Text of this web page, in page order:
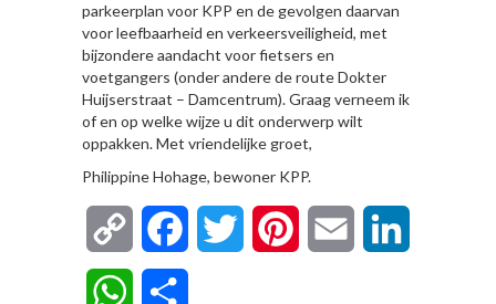
parkeerplan voor KPP en de gevolgen daarvan
voor leefbaarheid en verkeersveiligheid, met
bijzondere aandacht voor fietsers en
voetgangers (onder andere de route Dokter
Huijserstraat – Damcentrum). Graag verneem ik
of en op welke wijze u dit onderwerp wilt
oppakken. Met vriendelijke groet,
Philippine Hohage, bewoner KPP.
Copy
Link
FacebookTwitter Pinterest Email
WhatsApp